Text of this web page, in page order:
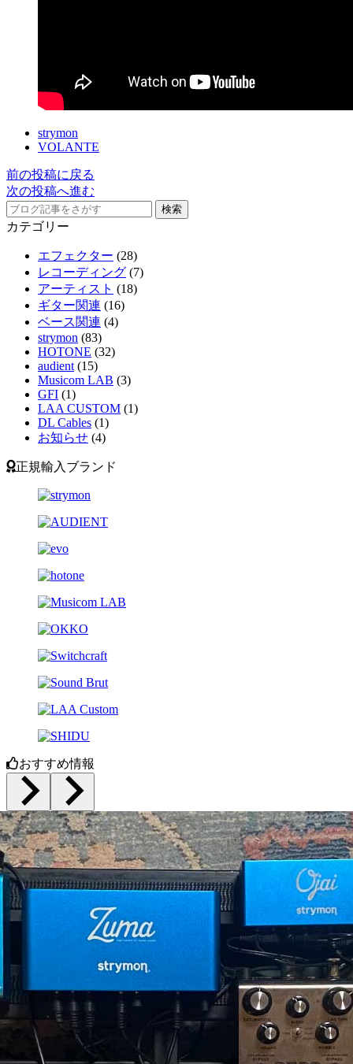
strymon
VOLANTE
前の投稿に戻る
次の投稿へ進む
カテゴリー
エフェクター (28)
レコーディング (7)
アーティスト (18)
ギター関連 (16)
ベース関連 (4)
strymon (83)
HOTONE (32)
audient (15)
Musicom LAB (3)
GFI (1)
LAA CUSTOM (1)
DL Cables (1)
お知らせ (4)
正規輸入ブランド
おすすめ情報